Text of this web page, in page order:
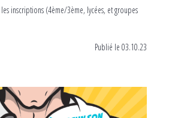
inscriptions (4ème/3ème, lycées, et groupes
Publié le 03.10.23